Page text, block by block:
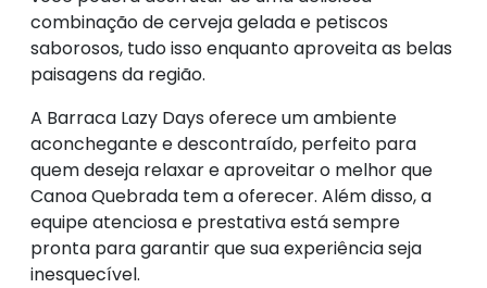
combinação de cerveja gelada e petiscos
saborosos, tudo isso enquanto aproveita as belas
paisagens da região.
A Barraca Lazy Days oferece um ambiente
aconchegante e descontraído, perfeito para
quem deseja relaxar e aproveitar o melhor que
Canoa Quebrada tem a oferecer. Além disso, a
equipe atenciosa e prestativa está sempre
pronta para garantir que sua experiência seja
inesquecível.